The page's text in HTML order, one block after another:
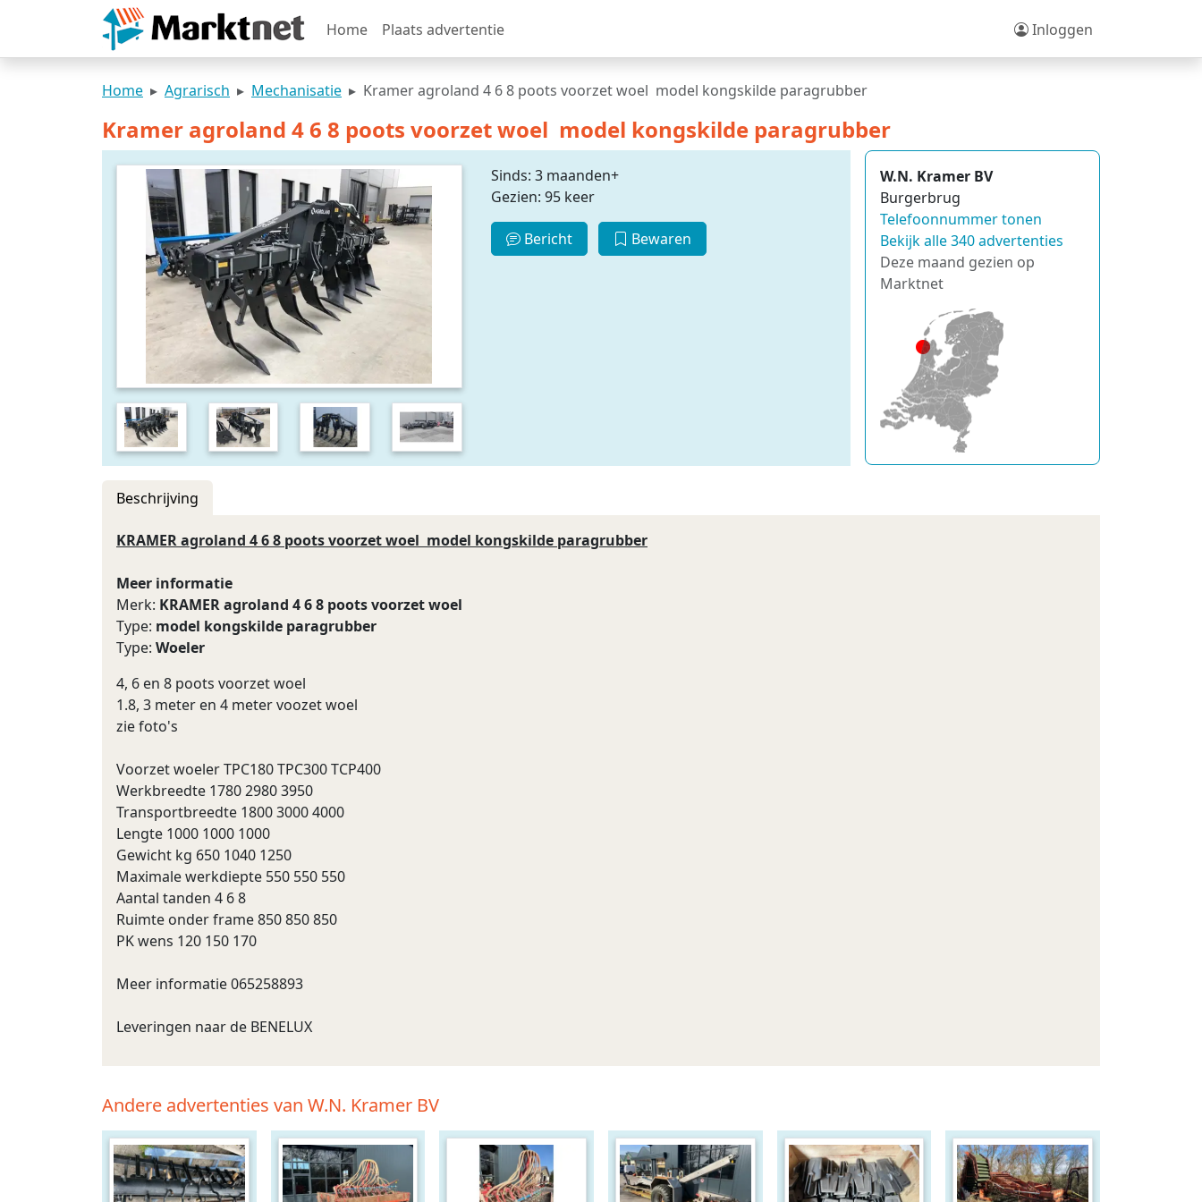
Home Plaats advertentie Inloggen
Home Agrarisch Mechanisatie Kramer agroland 4 6 8 poots voorzet woel model kongskilde paragrubber
Kramer agroland 4 6 8 poots voorzet woel model kongskilde paragrubber
Sinds: 3 maanden+
Gezien: 95 keer
Bericht Bewaren
W.N. Kramer BV
Burgerbrug
Telefoonnummer tonen
Bekijk alle 340 advertenties
Deze maand gezien op
Marktnet
Beschrijving
KRAMER agroland 4 6 8 poots voorzet woel model kongskilde paragrubber
Meer informatie
Merk: KRAMER agroland 4 6 8 poots voorzet woel
Type: model kongskilde paragrubber
Type: Woeler
4, 6 en 8 poots voorzet woel
1.8, 3 meter en 4 meter voozet woel
zie foto's
Voorzet woeler TPC180 TPC300 TCP400
Werkbreedte 1780 2980 3950
Transportbreedte 1800 3000 4000
Lengte 1000 1000 1000
Gewicht kg 650 1040 1250
Maximale werkdiepte 550 550 550
Aantal tanden 4 6 8
Ruimte onder frame 850 850 850
PK wens 120 150 170
Meer informatie 065258893
Leveringen naar de BENELUX
Andere advertenties van W.N. Kramer BV